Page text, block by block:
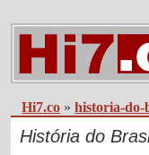
Hi7.co »historia-do-
História do